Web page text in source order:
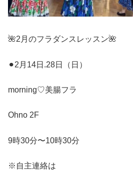
🌺2 月のフラダンスレッスン🌺
⚫︎2 月 14日 .28日（日）
morning♡美腸フラ
Ohno 2F
9時30分〜10時30分
※ 自主連絡は